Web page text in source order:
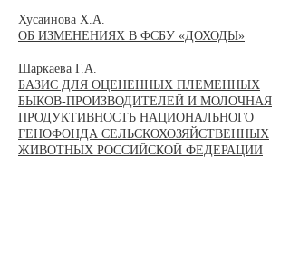
Хусаинова Х.А.
ОБ ИЗМЕНЕНИЯХ В ФСБУ «ДОХОДЫ»
Шаркаева Г.А.
БАЗИС ДЛЯ ОЦЕНЕННЫХ ПЛЕМЕННЫХ
БЫКОВ-ПРОИЗВОДИТЕЛЕЙ И МОЛОЧНАЯ
ПРОДУКТИВНОСТЬ НАЦИОНАЛЬНОГО
ГЕНОФОНДА СЕЛЬСКОХОЗЯЙСТВЕННЫХ
ЖИВОТНЫХ РОССИЙСКОЙ ФЕДЕРАЦИИ